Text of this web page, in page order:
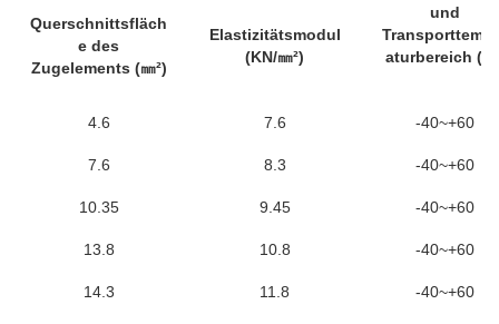
Querschnittsfläch
e des
Zugelements (㎜²)
Elastizitätsmodul
(KN/㎜²)
und
aturbereich
4.6 7.6 -40~+60
7.6 8.3 -40~+60
10.35 9.45 -40~+60
13.8 10.8 -40~+60
14.3 11.8 -40~+60